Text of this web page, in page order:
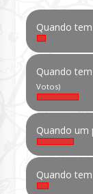
Quando
Quando
Votos)
Quando um
Quando